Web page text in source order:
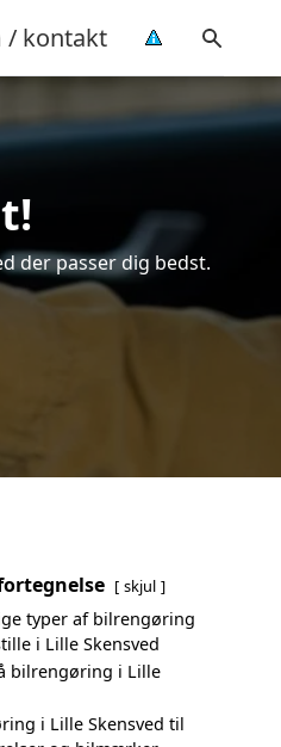
/ kontakt
der passer dig bedst.
skjul
typer af bilrengøring
i Lille Skensved
bilrengøring i Lille
i Lille Skensved til